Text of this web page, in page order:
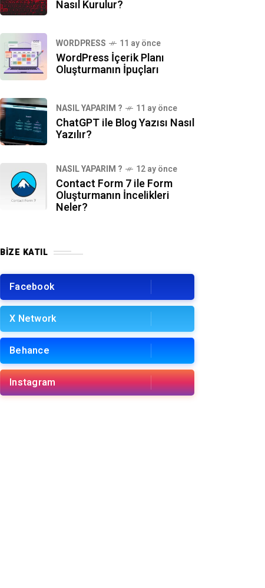
Nasıl Kurulur?
WORDPRESS 11 ay önce
WordPress İçerik Planı
Oluşturmanın İpuçları
NASIL YAPARIM ? 11 ay önce
ChatGPT ile Blog Yazısı Nasıl
Yazılır?
NASIL YAPARIM ? 12 ay önce
Contact Form 7 ile Form
Oluşturmanın İncelikleri
Neler?
BIZE KATIL
Facebook
X Network
Behance
Instagram